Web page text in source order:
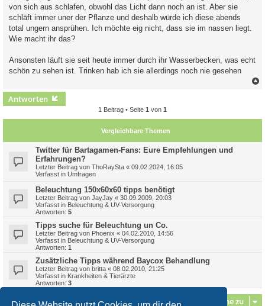
von sich aus schlafen, obwohl das Licht dann noch an ist. Aber sie
schläft immer uner der Pflanze und deshalb würde ich diese abends
total ungern ansprühen. Ich möchte eig nicht, dass sie im nassen liegt.
Wie macht ihr das?
Ansonsten läuft sie seit heute immer durch ihr Wasserbecken, was echt
schön zu sehen ist. Trinken hab ich sie allerdings noch nie gesehen
b
Antworten
1 Beitrag • Seite 1 von 1
Vergleichbare Themen
Twitter für Bartagamen-Fans: Eure Empfehlungen und
Erfahrungen?
Letzter Beitrag von ThoRaySta « 09.02.2024, 16:05
Verfasst in Umfragen
Beleuchtung 150x60x60 tipps benötigt
Letzter Beitrag von JayJay « 30.09.2009, 20:03
Verfasst in Beleuchtung & UV-Versorgung
Antworten: 5
Tipps suche für Beleuchtung un Co.
Letzter Beitrag von Phoenix « 04.02.2010, 14:56
Verfasst in Beleuchtung & UV-Versorgung
Antworten: 1
Zusätzliche Tipps während Baycox Behandlung
Letzter Beitrag von britta « 08.02.2010, 21:25
Verfasst in Krankheiten & Tierärzte
Antworten: 3
Gehe zu